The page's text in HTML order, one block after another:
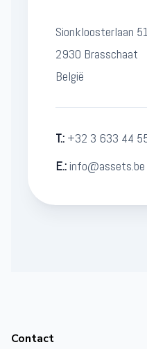
Sionkloosterlaan
2930 Brasschaat
België
T.: +32 3 633 44
E.: info@assets.be
Contact